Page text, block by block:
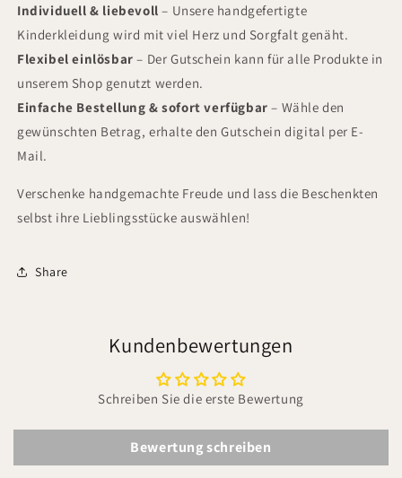
Individuell & liebevoll – Unsere handgefertigte
Kinderkleidung wird mit viel Herz und Sorgfalt genäht.
Flexibel einlösbar – Der Gutschein kann für alle Produkte in
unserem Shop genutzt werden.
Einfache Bestellung & sofort verfügbar – Wähle den
gewünschten Betrag, erhalte den Gutschein digital per E-
Mail.
Verschenke handgemachte Freude und lass die Beschenkten
selbst ihre Lieblingsstücke auswählen!
Share
Kundenbewertungen
Schreiben Sie die erste Bewertung
Bewertung schreiben